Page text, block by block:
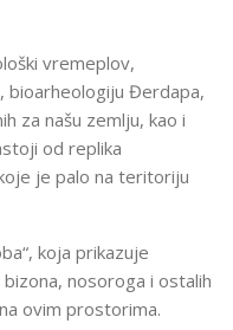
vremeplov,
Đerdapa,
za našu zemlju, kao i
od replika
je palo na teritoriju
koja prikazuje
nosoroga i ostalih
ovim prostorima.